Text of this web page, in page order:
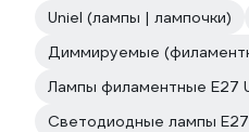
Uniel (лампы | лампочки)
Диммируемые
Лампы филаментные E27
Светодиодные лампы